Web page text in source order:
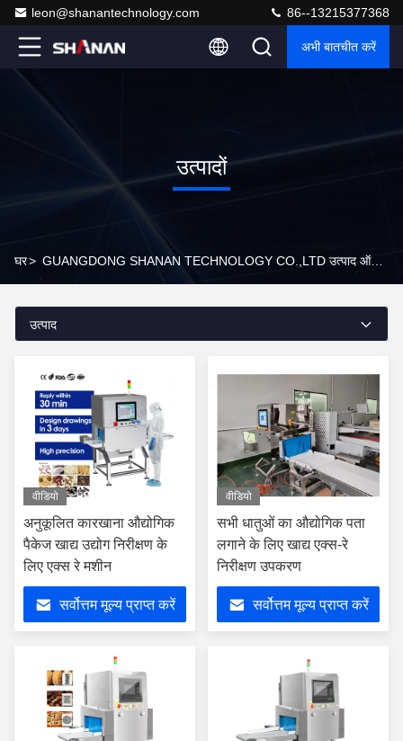
leon@shanantechnology.com 86--13215377368
अभी बातचीत करें
उत्पादों
घर> GUANGDONG SHANAN TECHNOLOGY CO.,LTD उत्पाद ऑनलाइन
उत्पाद
वीडियो
अनुकूलित कारखाना औद्योगिक
पैकेज खाद्य उद्योग निरीक्षण के
लिए एक्स रे मशीन
सर्वोत्तम मूल्य प्राप्त करें
वीडियो
सभी धातुओं का औद्योगिक पता
लगाने के लिए खाद्य एक्स-रे
निरीक्षण उपकरण
सर्वोत्तम मूल्य प्राप्त करें